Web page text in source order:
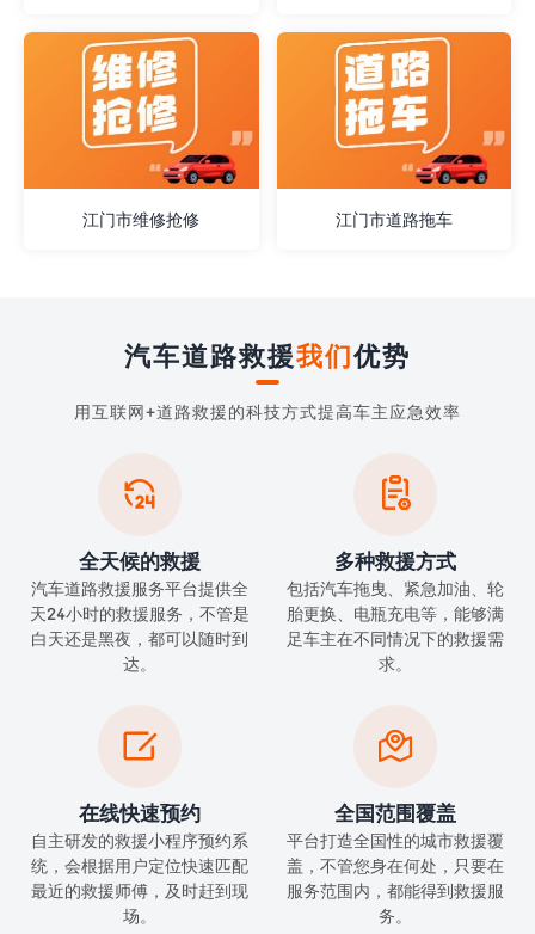
江门市维修抢修 江门市道路拖车
汽车道路救援我们优势
用互联网+道路救援的科技方式提高车主应急效率

全天候的救援
汽车道路救援服务平台提供全
天24小时的救援服务，不管是
白天还是黑夜，都可以随时到
达。

多种救援方式
包括汽车拖曳、紧急加油、轮
胎更换、电瓶充电等，能够满
足车主在不同情况下的救援需
求。

在线快速预约
自主研发的救援小程序预约系
统，会根据用户定位快速匹配
最近的救援师傅，及时赶到现
场。

全国范围覆盖
平台打造全国性的城市救援覆
盖，不管您身在何处，只要在
服务范围内，都能得到救援服
务。